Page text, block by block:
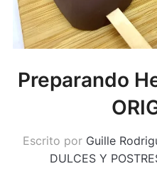
Preparando
Escrito por Guille
DULCES Y